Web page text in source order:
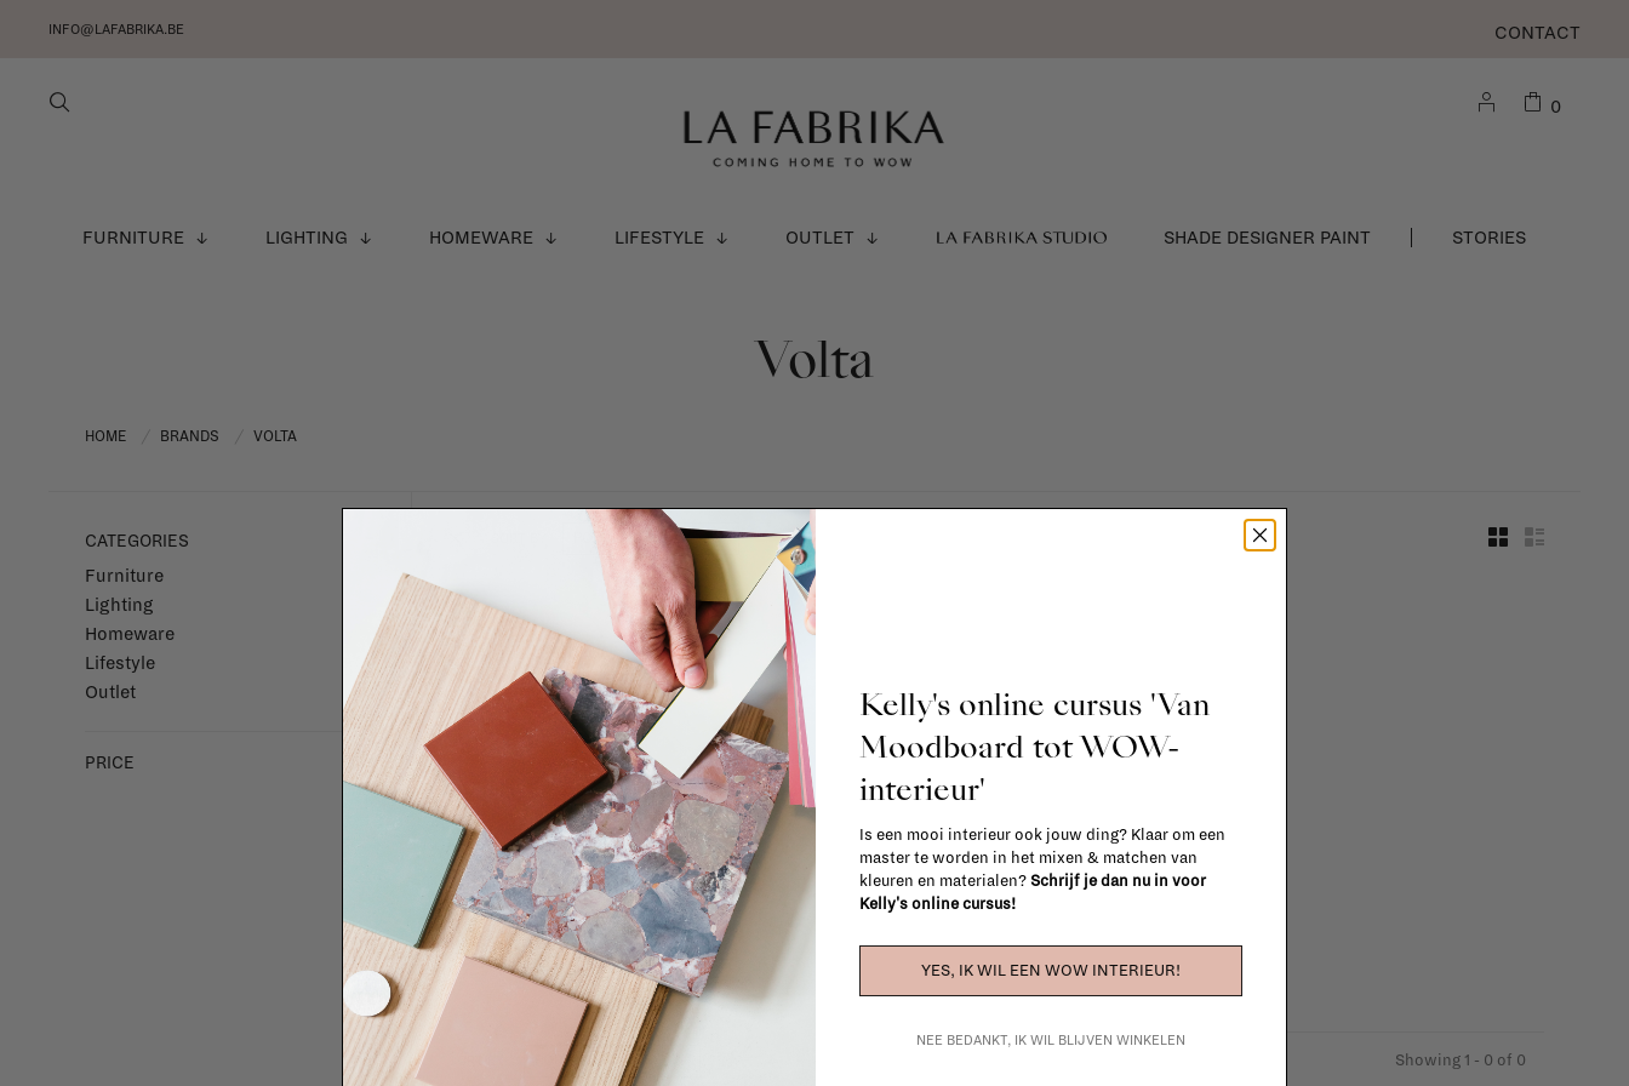
INFO@LAFABRIKA.BE CONTACT
FURNITURE LIGHTING HOMEWARE LIFESTYLE OUTLET LA FABRIKA STUDIO SHADE DESIGNER PAINT STORIES
0
Volta
HOME BRANDS VOLTA
CATEGORIES
Furniture
Lighting
Homeware
Lifestyle
Outlet
PRICE
Showing 1 - 0 of 0
Kelly's online cursus 'Van
Moodboard tot WOW-
interieur'
Is een mooi interieur ook jouw ding? Klaar om een
master te worden in het mixen & matchen van
kleuren en materialen? Schrijf je dan nu in voor
Kelly's online cursus!
YES, IK WIL EEN WOW INTERIEUR!
NEE BEDANKT, IK WIL BLIJVEN WINKELEN